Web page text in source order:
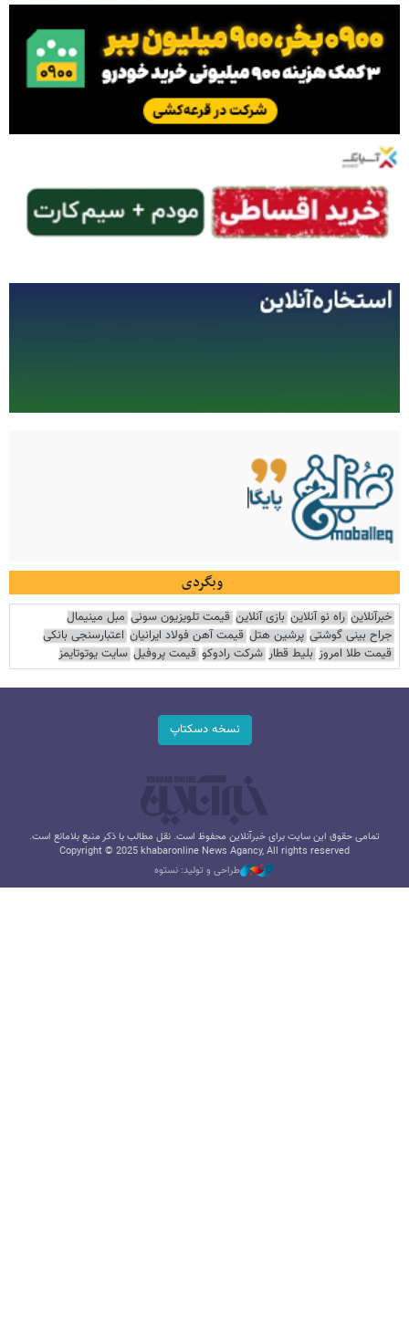
وبگردی
خبرآنلاین راه نو آنلاین بازی آنلاین قیمت تلویزیون سونی مبل مینیمال
جراح بینی گوشتی پرشین هتل قیمت آهن فولاد ایرانیان اعتبارسنجی بانکی
قیمت طلا امروز بلیط قطار شرکت رادوکو قیمت پروفیل سایت یوتوتایمز
نسخه دسکتاپ
تمامی حقوق این سایت برای خبرآنلاین محفوظ است. نقل مطالب با ذکر منبع بلامانع است.
Copyright © 2025 khabaronline News Agancy, All rights reserved
طراحی و تولید: نستوه